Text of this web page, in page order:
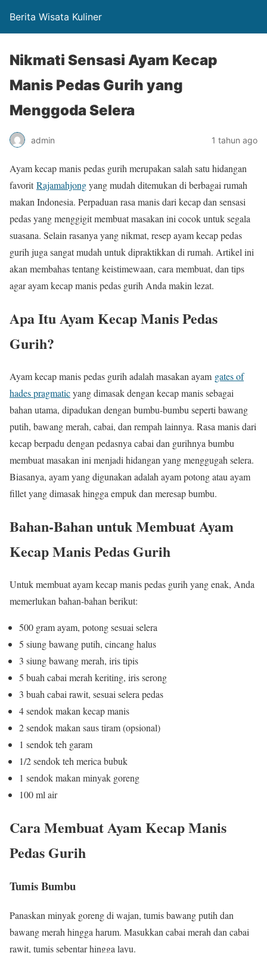
Berita Wisata Kuliner
Nikmati Sensasi Ayam Kecap
Manis Pedas Gurih yang
Menggoda Selera
admin 1 tahun ago
Ayam kecap manis pedas gurih merupakan salah satu hidangan
favoritRajamahjongyang mudah ditemukan di berbagai rumah
makan Indonesia. Perpaduan rasa manis dari kecap dan sensasi
pedas yang menggigit membuat masakan ini cocok untuk segala
suasana. Selain rasanya yang nikmat, resep ayam kecap pedas
gurih juga sangat mudah untuk dipraktikkan di rumah. Artikel ini
akan membahas tentang keistimewaan, cara membuat, dan tips
agar ayam kecap manis pedas gurih Anda makin lezat.
Apa Itu Ayam Kecap Manis Pedas
Gurih?
Ayam kecap manis pedas gurih adalah masakan ayam gates of
hades pragmaticyang dimasak dengan kecap manis sebagai
bahan utama, dipadukan dengan bumbu-bumbu seperti bawang
putih, bawang merah, cabai, dan rempah lainnya. Rasa manis dari
kecap berpadu dengan pedasnya cabai dan gurihnya bumbu
membuat masakan ini menjadi hidangan yang menggugah selera.
Biasanya, ayam yang digunakan adalah ayam potong atau ayam
fillet yang dimasak hingga empuk dan meresap bumbu.
Bahan-Bahan untuk Membuat Ayam
Kecap Manis Pedas Gurih
Untuk membuat ayam kecap manis pedas gurih yang enak, Anda
memerlukan bahan-bahan berikut:
500 gram ayam, potong sesuai selera
5 siung bawang putih, cincang halus
3 siung bawang merah, iris tipis
5 buah cabai merah keriting, iris serong
3 buah cabai rawit, sesuai selera pedas
4 sendok makan kecap manis
2 sendok makan saus tiram (opsional)
1 sendok teh garam
1/2 sendok teh merica bubuk
1 sendok makan minyak goreng
100 ml air
Cara Membuat Ayam Kecap Manis
Pedas Gurih
Tumis Bumbu
Panaskan minyak goreng di wajan, tumis bawang putih dan
bawang merah hingga harum. Masukkan cabai merah dan cabai
rawit, tumis sebentar hingga layu.